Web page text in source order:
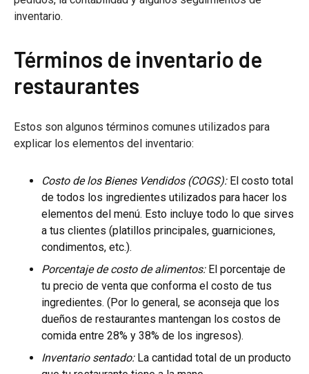
inventario.
Términos de inventario de
restaurantes
Estos son algunos términos comunes utilizados para
explicar los elementos del inventario:
Costo de los Bienes Vendidos (COGS):El costo total
de todos los ingredientes utilizados para hacer los
elementos del menú. Esto incluye todo lo que sirves
a tus clientes (platillos principales, guarniciones,
condimentos, etc.).
Porcentaje de costo de alimentos:El porcentaje de
tu precio de venta que conforma el costo de tus
ingredientes. (Por lo general, se aconseja que los
dueños de restaurantes mantengan los costos de
comida entre 28% y 38% de los ingresos).
Inventario sentado:La cantidad total de un producto